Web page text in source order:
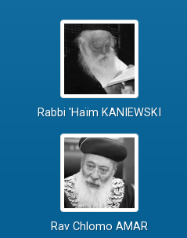
Rabbi 'Haïm KANIEWSKI
Rav Chlomo AMAR